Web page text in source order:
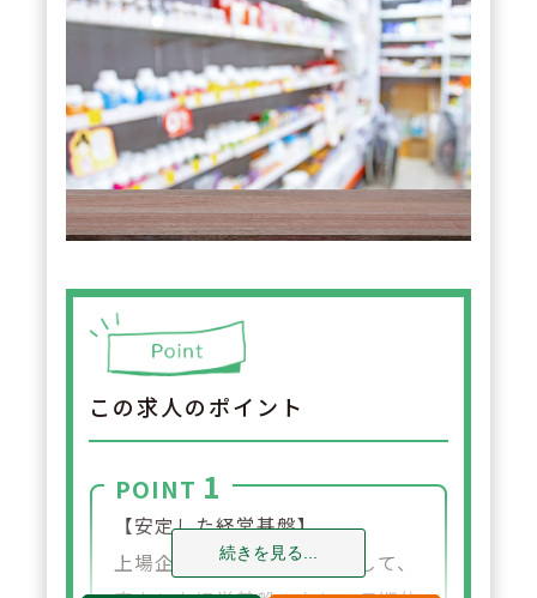
この求人のポイント
POINT 1
【安定した経営基盤】
上場企業グループの一員として、
続きを見る...